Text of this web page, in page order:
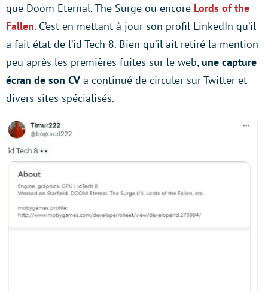
que Doom Eternal, The Surge ou encore Lords of the
Fallen. C’est en mettant à jour son profil LinkedIn qu’il
a fait état de l’id Tech 8. Bien qu’il ait retiré la mention
peu après les premières fuites sur le web, une capture
écran de son CV a continué de circuler sur Twitter et
divers sites spécialisés.